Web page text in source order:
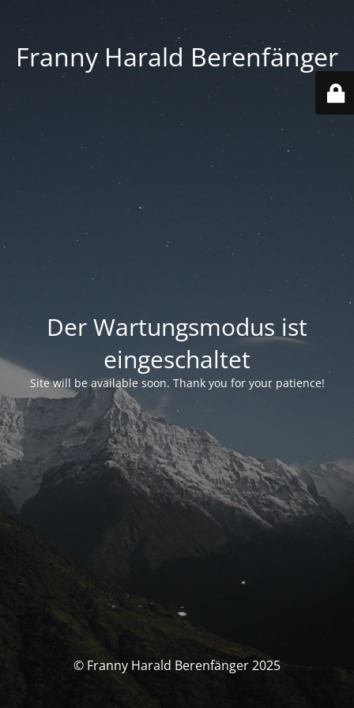
Franny Harald Berenfänger
Der Wartungsmodus ist
eingeschaltet
Site will be available soon. Thank you for your patience!
© Franny Harald Berenfänger 2025